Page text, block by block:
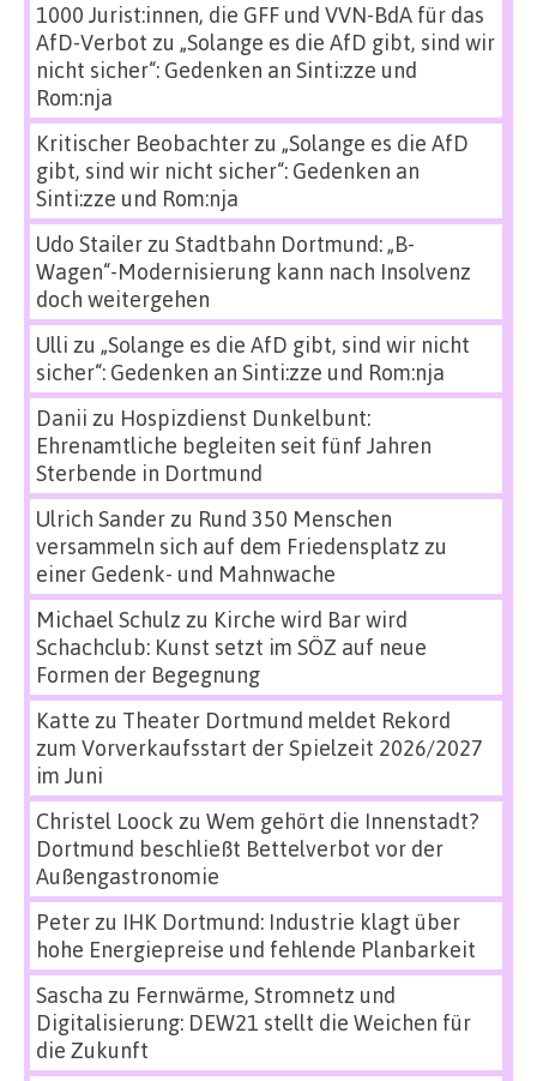
1000 Jurist:innen, die GFF und VVN-BdA für das
AfD-Verbot zu „Solange es die AfD gibt, sind wir
nicht sicher“: Gedenken an Sinti:zze und
Rom:nja
Kritischer Beobachterzu „Solange es die AfD
gibt, sind wir nicht sicher“: Gedenken an
Sinti:zze und Rom:nja
Udo Stailerzu Stadtbahn Dortmund: „B-
Wagen“-Modernisierung kann nach Insolvenz
doch weitergehen
Ulli zu „Solange es die AfD gibt, sind wir nicht
sicher“: Gedenken an Sinti:zze und Rom:nja
Danii zu Hospizdienst Dunkelbunt:
Ehrenamtliche begleiten seit fünf Jahren
Sterbende in Dortmund
Ulrich Sanderzu Rund 350 Menschen
versammeln sich auf dem Friedensplatz zu
einer Gedenk- und Mahnwache
Michael Schulz zu Kirche wird Bar wird
Schachclub: Kunst setzt im SÖZ auf neue
Formen der Begegnung
Katte zu Theater Dortmund meldet Rekord
zum Vorverkaufsstart der Spielzeit 2026/2027
im Juni
Christel Loock zu Wem gehört die Innenstadt?
Dortmund beschließt Bettelverbot vor der
Außengastronomie
Peterzu IHK Dortmund: Industrie klagt über
hohe Energiepreise und fehlende Planbarkeit
Sascha zu Fernwärme, Stromnetz und
Digitalisierung: DEW21 stellt die Weichen für
die Zukunft